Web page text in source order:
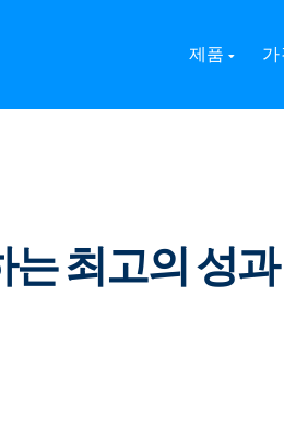
제품 가
최고의 성과